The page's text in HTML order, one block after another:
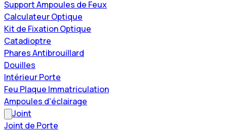
Support Ampoules de Feux
Calculateur Optique
Kit de Fixation Optique
Catadioptre
Phares Antibrouillard
Douilles
Intérieur Porte
Feu Plaque Immatriculation
Ampoules d'éclairage
Joint
Joint de Porte